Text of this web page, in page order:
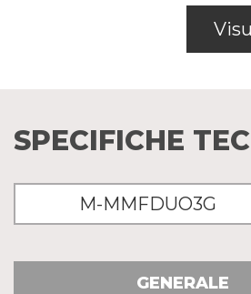
SPECIFICHE
M-MMFDUO3G
GENERALE